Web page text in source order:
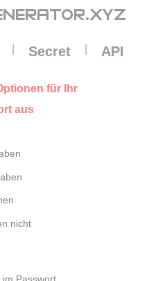
.XYZ
Secret API
für Ihr
aus
nicht